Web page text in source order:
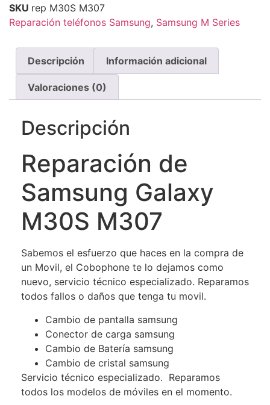
SKU rep M30S M307
Reparación teléfonos Samsung, Samsung M Series
Descripción Información adicional
Valoraciones (0)
Descripción
Reparación de
Samsung Galaxy
M30S M307
Sabemos el esfuerzo que haces en la compra de
un Movil, el Cobophone te lo dejamos como
nuevo, servicio técnico especializado. Reparamos
todos fallos o daños que tenga tu movil.
Cambio de pantalla samsung
Conector de carga samsung
Cambio de Batería samsung
Cambio de cristal samsung
Servicio técnico especializado. Reparamos
todos los modelos de móviles en el momento.